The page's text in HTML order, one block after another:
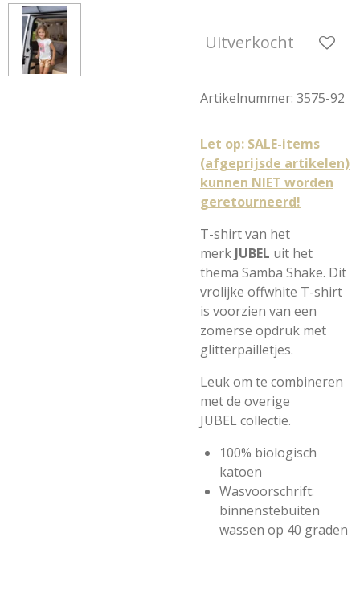
Uitverkocht
Artikelnummer: 3575-92
Let op: SALE-items
(afgeprijsde artikelen)
kunnen NIET worden
geretourneerd!
T-shirt van het
merk JUBEL uit het
thema Samba Shake. Dit
vrolijke offwhite T-shirt
is voorzien van een
zomerse opdruk met
glitterpailletjes.
Leuk om te combineren
met de overige
JUBEL collectie.
100% biologisch
katoen
Wasvoorschrift:
binnenstebuiten
wassen op 40 graden